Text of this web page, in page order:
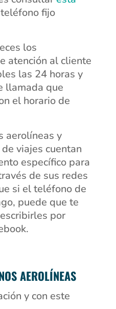
fijo
los
atención al cliente
las 24 horas y
llamada que
el horario de
aerolíneas y
viajes cuentan
específico para
de sus redes
si el teléfono de
puede que te
por
AEROLÍNEAS
y con este